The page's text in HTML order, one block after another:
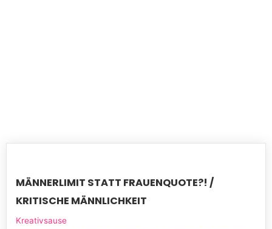
MÄNNERLIMIT STATT FRAUENQUOTE?! /
KRITISCHE MÄNNLICHKEIT
Kreativsause